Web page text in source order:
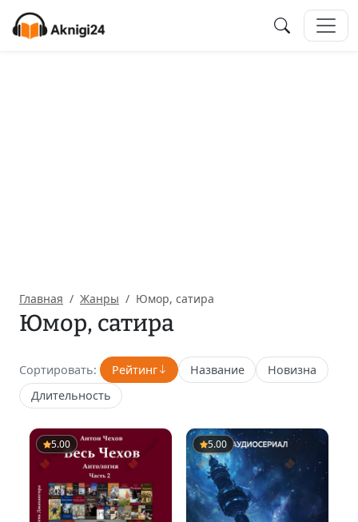
Главная Жанры Юмор, сатира
Юмор, сатира
Сортировать: Рейтинг Название
Новизна
Длительность
5.00 5.00